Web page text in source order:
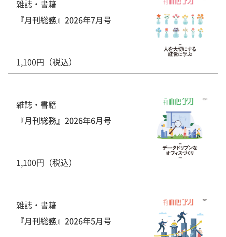
雑誌・書籍
『月刊総務』2026年7月号
1,100円（税込）
雑誌・書籍
『月刊総務』2026年6月号
1,100円（税込）
雑誌・書籍
『月刊総務』2026年5月号